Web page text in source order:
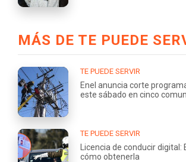
MÁS DE TE PUEDE
TE PUEDE SERVIR
Enel anuncia corte
este sábado en cinco
TE PUEDE SERVIR
Licencia de conducir digital:
cómo obtenerla